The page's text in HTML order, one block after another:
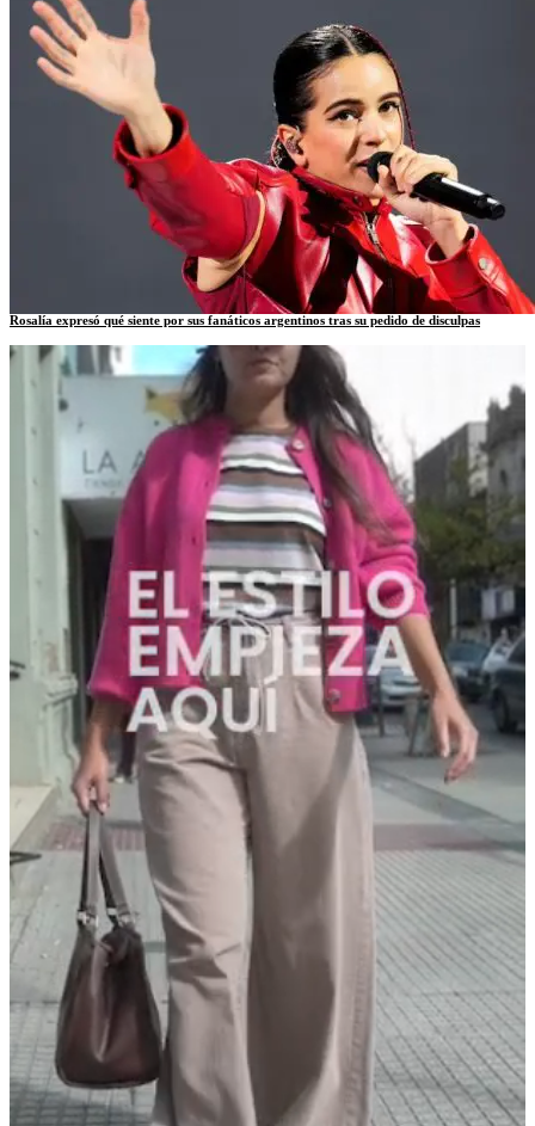
Rosalía expresó qué siente por sus fanáticos argentinos tras su pedido de disculpas